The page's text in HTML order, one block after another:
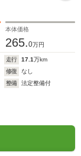
本体価格
265.0万円
走行 17.1万km
修復
なし
整備
法定整備付